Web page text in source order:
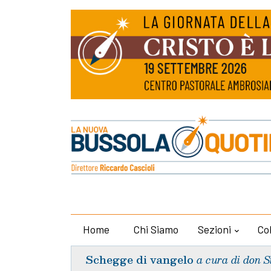
Home Chi Siamo Sezioni
Schegge di vangelo a cura di don